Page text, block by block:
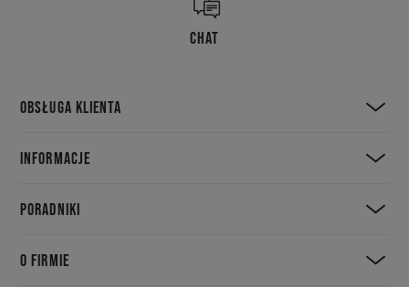
CHAT
OBSŁUGA KLIENTA
INFORMACJE
PORADNIKI
O FIRMIE